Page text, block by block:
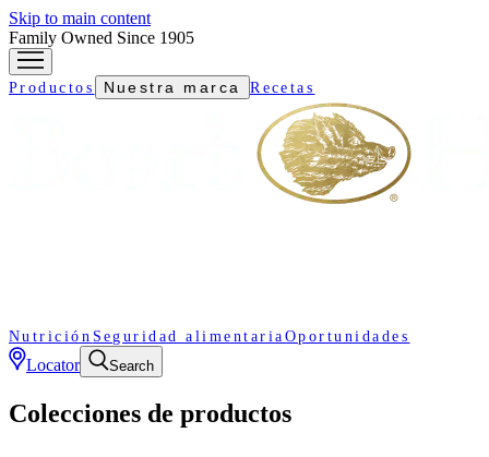
Skip to main content
Family Owned Since 1905
Productos Nuestra marca Recetas
Nutrición Seguridad alimentaria Oportunidades
Locator Search
Colecciones de productos